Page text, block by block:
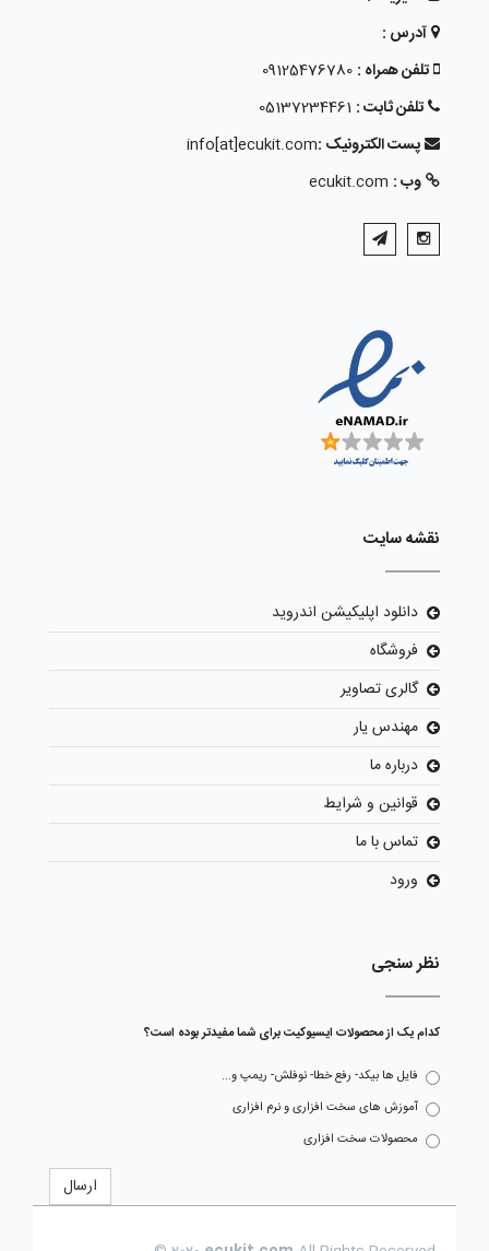
آدرس :
تلفن همراه : 09125476780
تلفن ثابت : 05137234461
پست الکترونیک :info[at]ecukit.com
وب : ecukit.com
نقشه سایت
دانلود اپلیکیشن اندروید
فروشگاه
گالری تصاویر
مهندس یار
درباره ما
قوانین و شرایط
تماس با ما
ورود
نظر سنجی
کدام یک از محصولات ایسیوکیت برای شما مفیدتر بوده است؟
فایل ها بیکد- رفع خطا- نوفلش- ریمپ و...
آموزش های سخت افزاری و نرم افزاری
محصولات سخت افزاری
ارسال